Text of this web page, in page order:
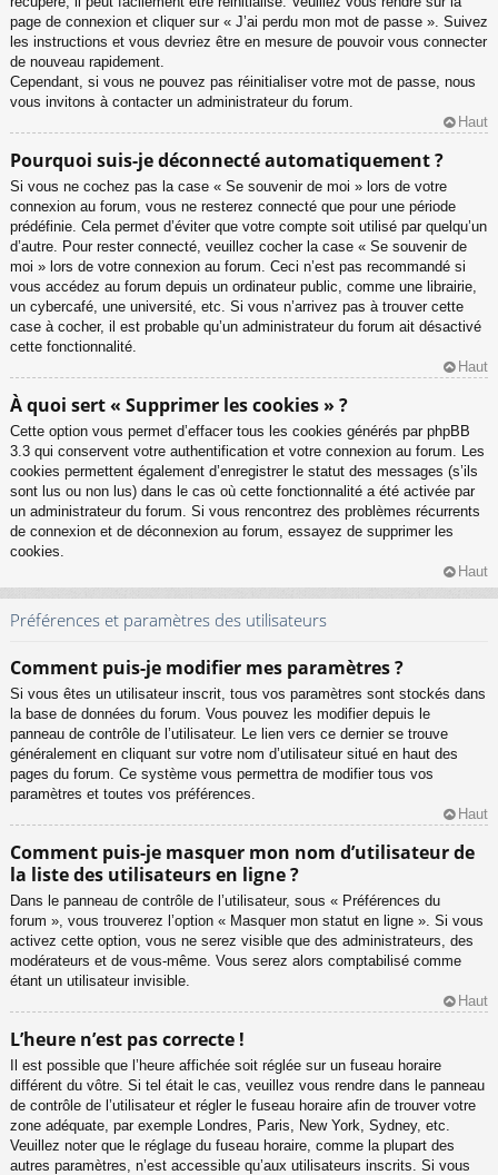
page de connexion et cliquer sur « J’ai perdu mon mot de passe ». Suivez
les instructions et vous devriez être en mesure de pouvoir vous connecter
de nouveau rapidement.
Cependant, si vous ne pouvez pas réinitialiser votre mot de passe, nous
vous invitons à contacter un administrateur du forum.
Haut
Pourquoi suis-je déconnecté automatiquement ?
Si vous ne cochez pas la case « Se souvenir de moi » lors de votre
connexion au forum, vous ne resterez connecté que pour une période
prédéfinie. Cela permet d’éviter que votre compte soit utilisé par quelqu’un
d’autre. Pour rester connecté, veuillez cocher la case « Se souvenir de
moi » lors de votre connexion au forum. Ceci n’est pas recommandé si
vous accédez au forum depuis un ordinateur public, comme une librairie,
un cybercafé, une université, etc. Si vous n’arrivez pas à trouver cette
case à cocher, il est probable qu’un administrateur du forum ait désactivé
cette fonctionnalité.
Haut
À quoi sert « Supprimer les cookies » ?
Cette option vous permet d’effacer tous les cookies générés par phpBB
3.3 qui conservent votre authentification et votre connexion au forum. Les
cookies permettent également d’enregistrer le statut des messages (s’ils
sont lus ou non lus) dans le cas où cette fonctionnalité a été activée par
un administrateur du forum. Si vous rencontrez des problèmes récurrents
de connexion et de déconnexion au forum, essayez de supprimer les
cookies.
Haut
Préférences et paramètres des utilisateurs
Comment puis-je modifier mes paramètres ?
Si vous êtes un utilisateur inscrit, tous vos paramètres sont stockés dans
la base de données du forum. Vous pouvez les modifier depuis le
panneau de contrôle de l’utilisateur. Le lien vers ce dernier se trouve
généralement en cliquant sur votre nom d’utilisateur situé en haut des
pages du forum. Ce système vous permettra de modifier tous vos
paramètres et toutes vos préférences.
Haut
Comment puis-je masquer mon nom d’utilisateur de
la liste des utilisateurs en ligne ?
Dans le panneau de contrôle de l’utilisateur, sous « Préférences du
forum », vous trouverez l’option « Masquer mon statut en ligne ». Si vous
activez cette option, vous ne serez visible que des administrateurs, des
modérateurs et de vous-même. Vous serez alors comptabilisé comme
étant un utilisateur invisible.
Haut
L’heure n’est pas correcte !
Il est possible que l’heure affichée soit réglée sur un fuseau horaire
différent du vôtre. Si tel était le cas, veuillez vous rendre dans le panneau
de contrôle de l’utilisateur et régler le fuseau horaire afin de trouver votre
zone adéquate, par exemple Londres, Paris, New York, Sydney, etc.
Veuillez noter que le réglage du fuseau horaire, comme la plupart des
autres paramètres, n’est accessible qu’aux utilisateurs inscrits. Si vous